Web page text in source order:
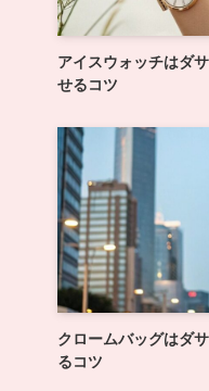
アイスウォッチはダ
せるコツ
クロームバッグはダ
るコツ